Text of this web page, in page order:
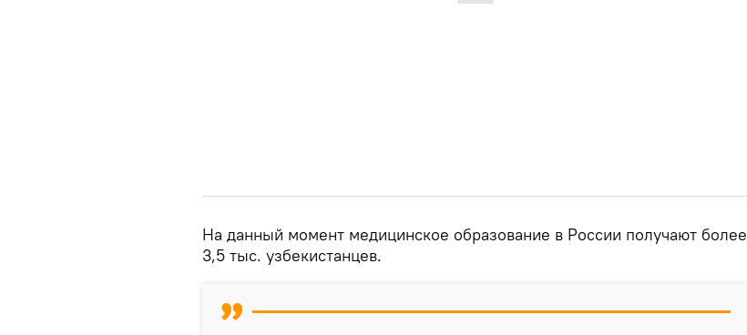
На данный момент медицинское образование в России получают более
3,5 тыс. узбекистанцев.